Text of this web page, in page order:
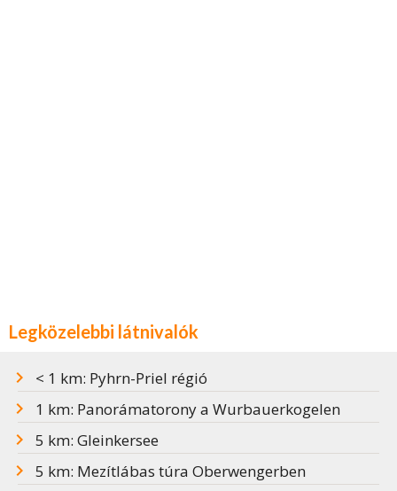
Legközelebbi látnivalók
< 1 km: Pyhrn-Priel régió
1 km: Panorámatorony a Wurbauerkogelen
5 km: Gleinkersee
5 km: Mezítlábas túra Oberwengerben